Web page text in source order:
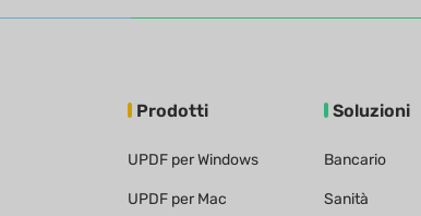
Prodotti
UPDF per Windows
UPDF per Mac
Soluzioni
Bancario
Sanità